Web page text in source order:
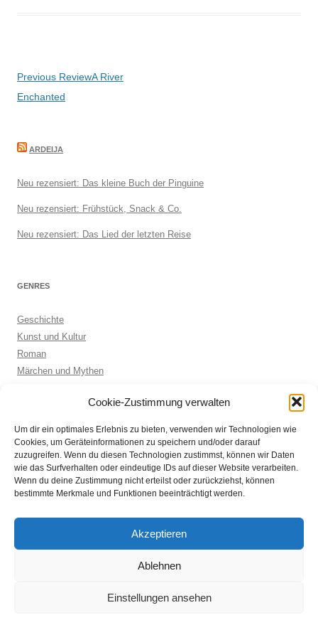
Cookie-Zustimmung verwalten
Um dir ein optimales Erlebnis zu bieten, verwenden wir Technologien wie
Cookies, um Geräteinformationen zu speichern und/oder darauf
zuzugreifen. Wenn du diesen Technologien zustimmst, können wir Daten
wie das Surfverhalten oder eindeutige IDs auf dieser Website verarbeiten.
Wenn du deine Zustimmung nicht erteilst oder zurückziehst, können
bestimmte Merkmale und Funktionen beeinträchtigt werden.
Akzeptieren
Ablehnen
Einstellungen ansehen
Beitragsnavigation
Previous ReviewA River
Enchanted
ARDEIJA
Neu rezensiert: Das kleine Buch der Pinguine
Neu rezensiert: Frühstück, Snack & Co.
Neu rezensiert: Das Lied der letzten Reise
GENRES
Geschichte
Kunst und Kultur
Roman
Märchen und Mythen
Sachbuch allgemein
ARCHIVE
Archive